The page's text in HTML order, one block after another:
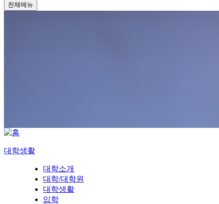
전체메뉴
대학생활
대학소개
대학/대학원
대학생활
입학